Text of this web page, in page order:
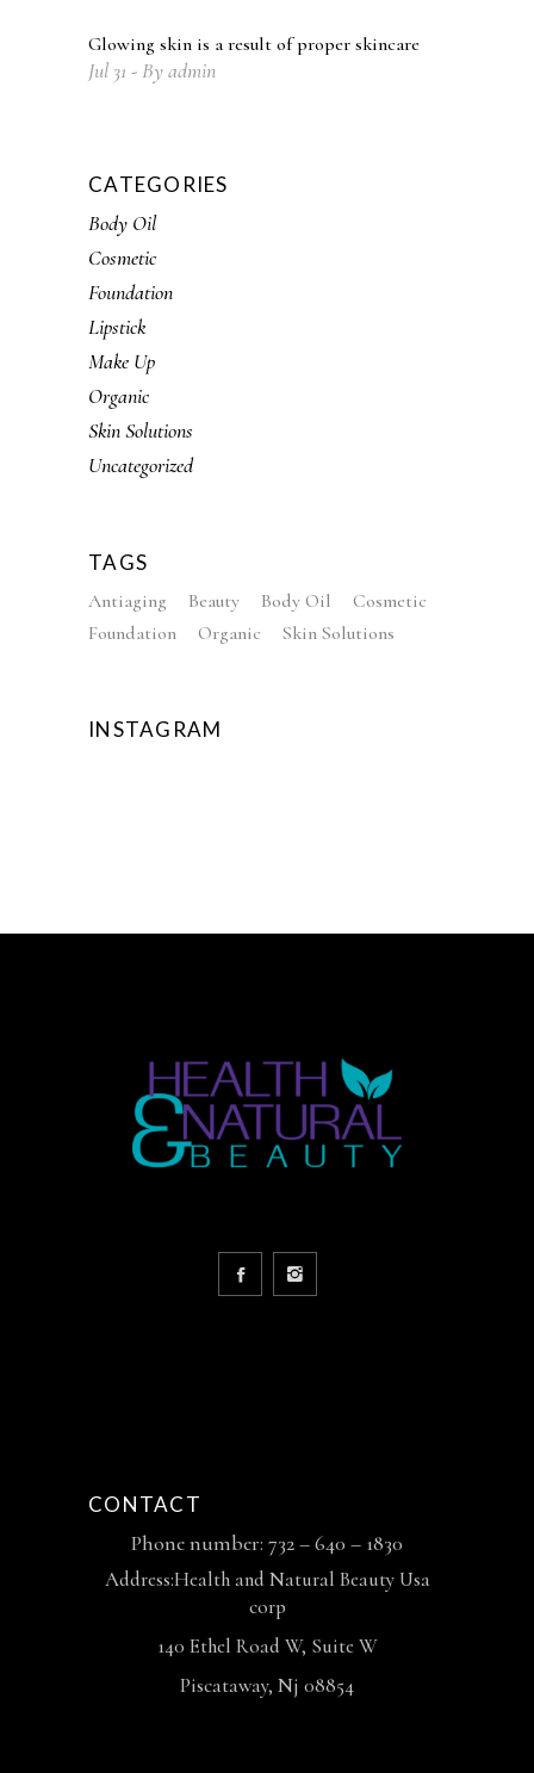
Glowing skin is a result of proper skincare
Jul 31 Byadmin
CATEGORIES
Body Oil
Cosmetic
Foundation
Lipstick
Make Up
Organic
Skin Solutions
Uncategorized
TAGS
Antiaging Beauty Body Oil
Cosmetic
Foundation
Organic Skin Solutions
INSTAGRAM
CONTACT
Phone number: 732 – 640 – 1830
Address:Health and Natural Beauty Usa
corp
140 Ethel Road W, Suite W
Piscataway, Nj 08854